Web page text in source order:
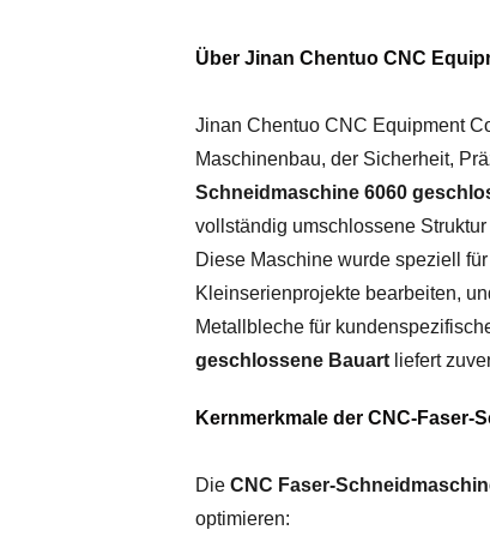
Über Jinan Chentuo CNC
Jinan Chentuo CNC Equipment
Maschinenbau, der Sicherheit,
Schneidmaschine 6060
vollständig umschlossene
Diese Maschine wurde speziell
Kleinserienprojekte bearbeiten,
Metallbleche für
geschlossene Bauart liefert
Kernmerkmale der CNC-Faser-
Die CNC Faser-
optimieren: